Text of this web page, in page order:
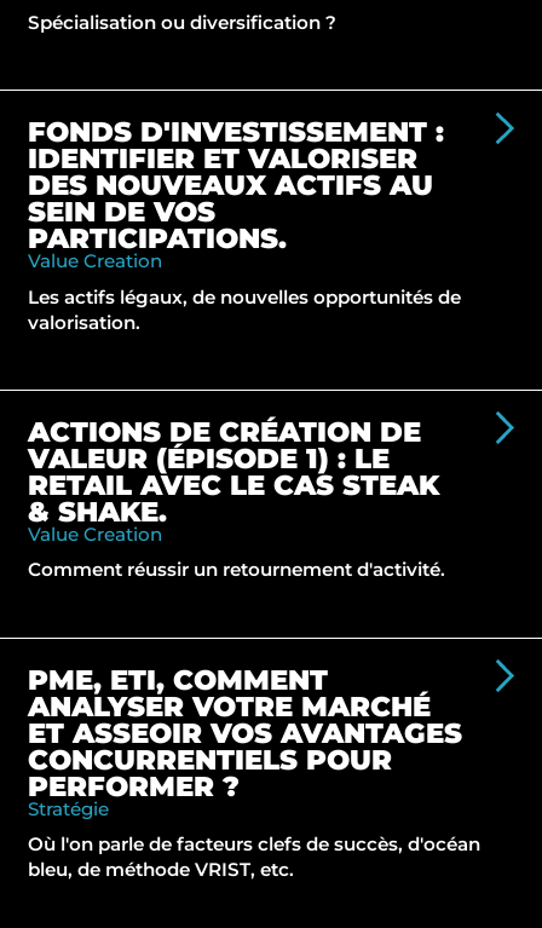
Spécialisation ou diversification ?
FONDS D'INVESTISSEMENT :
IDENTIFIER ET VALORISER
DES NOUVEAUX ACTIFS AU
SEIN DE VOS
PARTICIPATIONS.
Value Creation
Les actifs légaux, de nouvelles opportunités de
valorisation.
ACTIONS DE CRÉATION DE
VALEUR (ÉPISODE 1) : LE
RETAIL AVEC LE CAS STEAK
& SHAKE.
Value Creation
Comment réussir un retournement d'activité.
PME, ETI, COMMENT
ANALYSER VOTRE MARCHÉ
ET ASSEOIR VOS AVANTAGES
CONCURRENTIELS POUR
PERFORMER ?
Stratégie
Où l'on parle de facteurs clefs de succès, d'océan
bleu, de méthode VRIST, etc.